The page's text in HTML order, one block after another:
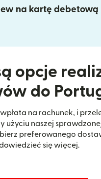
na kartę debetową
opcje
do
na rachunek, i
użyciu naszej
preferowanego
się więcej.